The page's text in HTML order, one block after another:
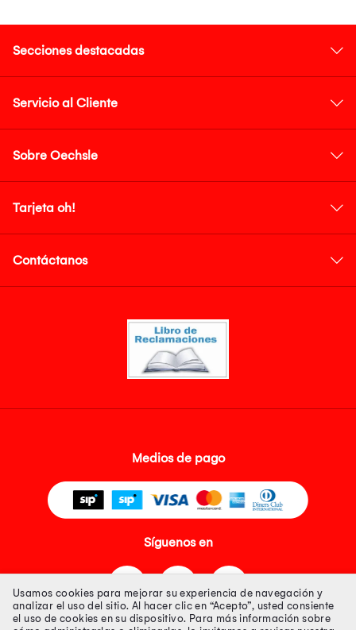
Secciones destacadas
Servicio al Cliente
Sobre Oechsle
Tarjeta oh!
Contáctanos
Medios de pago
Síguenos en
Usamos cookies para mejorar su experiencia de navegación y
analizar el uso del sitio. Al hacer clic en “Acepto”, usted consiente
el uso de cookies en su dispositivo. Para más información sobre